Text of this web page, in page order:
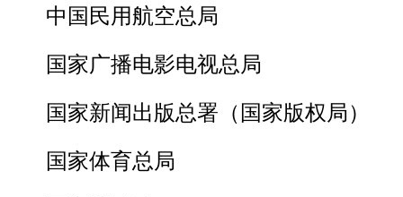
中国民用航空总局
国家广播电影电视总局
国家新闻出版总署（国家版权局）
国家体育总局